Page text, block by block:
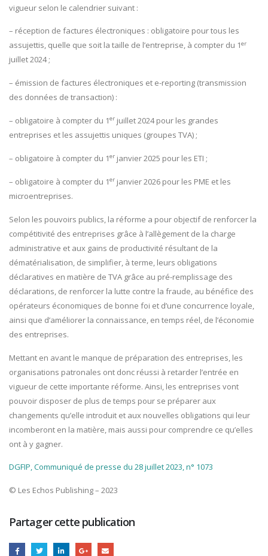
vigueur selon le calendrier suivant :
– réception de factures électroniques : obligatoire pour tous les
assujettis, quelle que soit la taille de l’entreprise, à compter du 1er
juillet 2024 ;
– émission de factures électroniques et e-reporting (transmission
des données de transaction) :
– obligatoire à compter du 1er juillet 2024 pour les grandes
entreprises et les assujettis uniques (groupes TVA) ;
– obligatoire à compter du 1er janvier 2025 pour les ETI ;
– obligatoire à compter du 1er janvier 2026 pour les PME et les
microentreprises.
Selon les pouvoirs publics, la réforme a pour objectif de renforcer la
compétitivité des entreprises grâce à l’allègement de la charge
administrative et aux gains de productivité résultant de la
dématérialisation, de simplifier, à terme, leurs obligations
déclaratives en matière de TVA grâce au pré-remplissage des
déclarations, de renforcer la lutte contre la fraude, au bénéfice des
opérateurs économiques de bonne foi et d’une concurrence loyale,
ainsi que d’améliorer la connaissance, en temps réel, de l’économie
des entreprises.
Mettant en avant le manque de préparation des entreprises, les
organisations patronales ont donc réussi à retarder l’entrée en
vigueur de cette importante réforme. Ainsi, les entreprises vont
pouvoir disposer de plus de temps pour se préparer aux
changements qu’elle introduit et aux nouvelles obligations qui leur
incomberont en la matière, mais aussi pour comprendre ce qu’elles
ont à y gagner.
DGFIP, Communiqué de presse du 28 juillet 2023, n° 1073
© Les Echos Publishing – 2023
Partager cette publication